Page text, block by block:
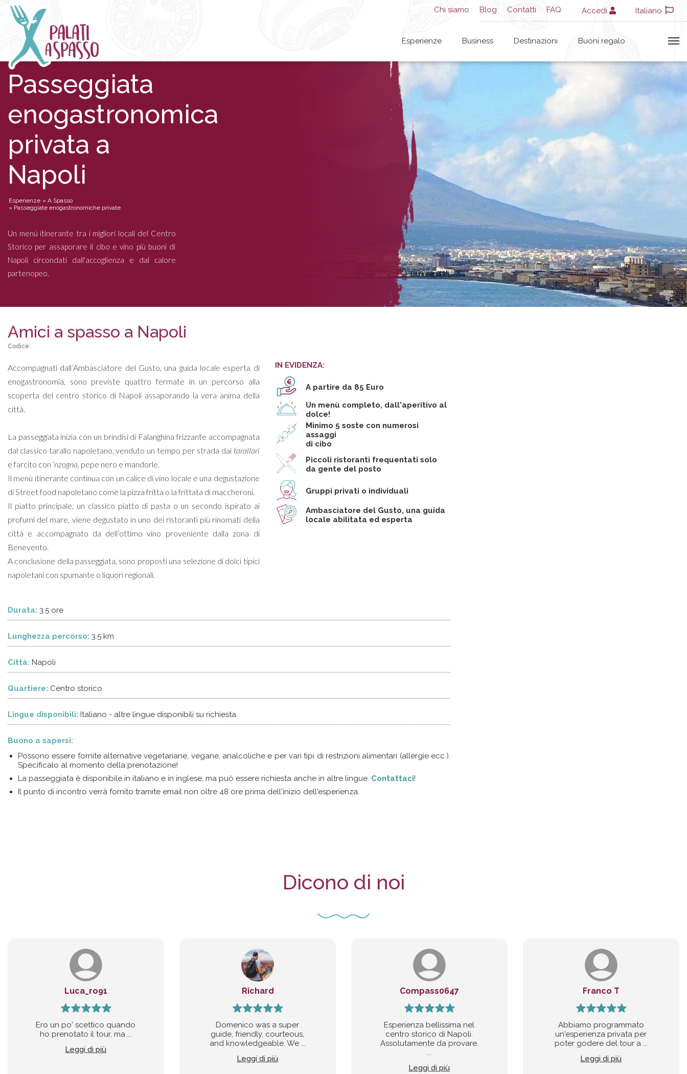
Chi siamo Blog Contatti FAQ Accedi Italiano
Esperienze Business Destinazioni Buoni regalo
Passeggiata
enogastronomica
privata a
Napoli
Esperienze » A Spasso
» Passeggiate enogastronomiche private
Un menù itinerante tra i migliori locali del Centro
Storico per assaporare il cibo e vino più buoni di
Napoli circondati dall'accoglienza e dal calore
partenopeo.
Amici a spasso a Napoli
Codice:
Accompagnati dall’Ambasciatore del Gusto, una guida locale esperta di
enogastronomia, sono previste quattro fermate in un percorso alla
scoperta del centro storico di Napoli assaporando la vera anima della
città.
La passeggiata inizia con un brindisi di Falanghina frizzante accompagnata
dal classico tarallo napoletano, venduto un tempo per strada dai tarallari
e farcito con ‘nzogna, pepe nero e mandorle.
Il menù itinerante continua con un calice di vino locale e una degustazione
di Street food napoletano come la pizza fritta o la frittata di maccheroni.
Il piatto principale, un classico piatto di pasta o un secondo ispirato ai
profumi del mare, viene degustato in uno dei ristoranti più rinomati della
città e accompagnato da dell’ottimo vino proveniente dalla zona di
Benevento.
A conclusione della passeggiata, sono proposti una selezione di dolci tipici
napoletani con spumante o liquori regionali.
IN EVIDENZA:
A partire da 85 Euro
Un menù completo, dall'aperitivo al
dolce!
Minimo 5 soste con numerosi
assaggi
di cibo
Piccoli ristoranti frequentati solo
da gente del posto
Gruppi privati o individuali
Ambasciatore del Gusto, una guida
locale abilitata ed esperta
Durata: 3.5 ore
Lunghezza percorso: 3.5 km
Città: Napoli
Quartiere: Centro storico
Lingue disponibili: Italiano - altre lingue disponibili su richiesta
Buono a sapersi:
Possono essere fornite alternative vegetariane, vegane, analcoliche e per vari tipi di restrizioni alimentari (allergie ecc.).
Specificalo al momento della prenotazione!
La passeggiata è disponibile in italiano e in inglese, ma può essere richiesta anche in altre lingue. Contattaci!
Il punto di incontro verrà fornito tramite email non oltre 48 ore prima dell'inizio dell'esperienza.
Dicono di noi
Luca_ro91
Ero un po' scettico quando
ho prenotato il tour, ma ...
Leggi di più
Richard
Domenico was a super
guide, friendly, courteous,
and knowledgeable. We ...
Leggi di più
Compass0647
Esperienza bellissima nel
centro storico di Napoli.
Assolutamente da provare.
...
Leggi di più
Franco T
Abbiamo programmato
un'esperienza privata per
poter godere del tour a ...
Leggi di più